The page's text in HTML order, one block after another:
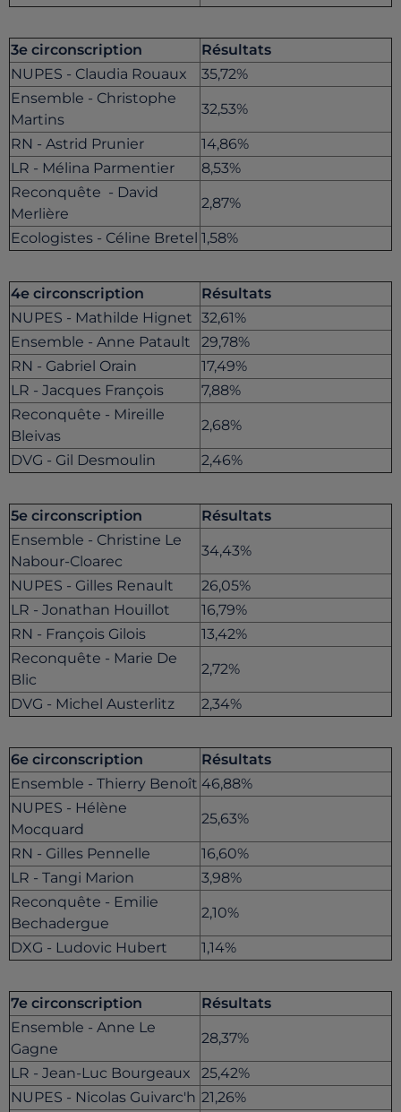
3e circonscription
Résultats
NUPES - Claudia Rouaux
35,72%
Ensemble - Christophe
Martins
32,53%
RN - Astrid Prunier
14,86%
LR - Mélina Parmentier
8,53%
Reconquête - David
Merlière
2,87%
Ecologistes - Céline Bretel 1,58%
4e circonscription
Résultats
NUPES - Mathilde Hignet 32,61%
Ensemble - Anne Patault
29,78%
RN - Gabriel Orain
17,49%
LR - Jacques François
7,88%
Reconquête - Mireille
Bleivas
2,68%
DVG - Gil Desmoulin 2,46%
5e circonscription
Résultats
Ensemble - Christine Le
Nabour-Cloarec
34,43%
NUPES - Gilles Renault
26,05%
LR - Jonathan Houillot
16,79%
RN - François Gilois
13,42%
Reconquête - Marie De
Blic
2,72%
DVG - Michel Austerlitz 2,34%
6e circonscription
Résultats
Ensemble - Thierry Benoît 46,88%
NUPES - Hélène
Mocquard
25,63%
RN - Gilles Pennelle
16,60%
LR - Tangi Marion
3,98%
Reconquête - Emilie
Bechadergue
2,10%
DXG - Ludovic Hubert 1,14%
7e circonscription
Résultats
Ensemble - Anne Le
Gagne
28,37%
LR - Jean-Luc Bourgeaux
25,42%
NUPES - Nicolas Guivarc'h 21,26%